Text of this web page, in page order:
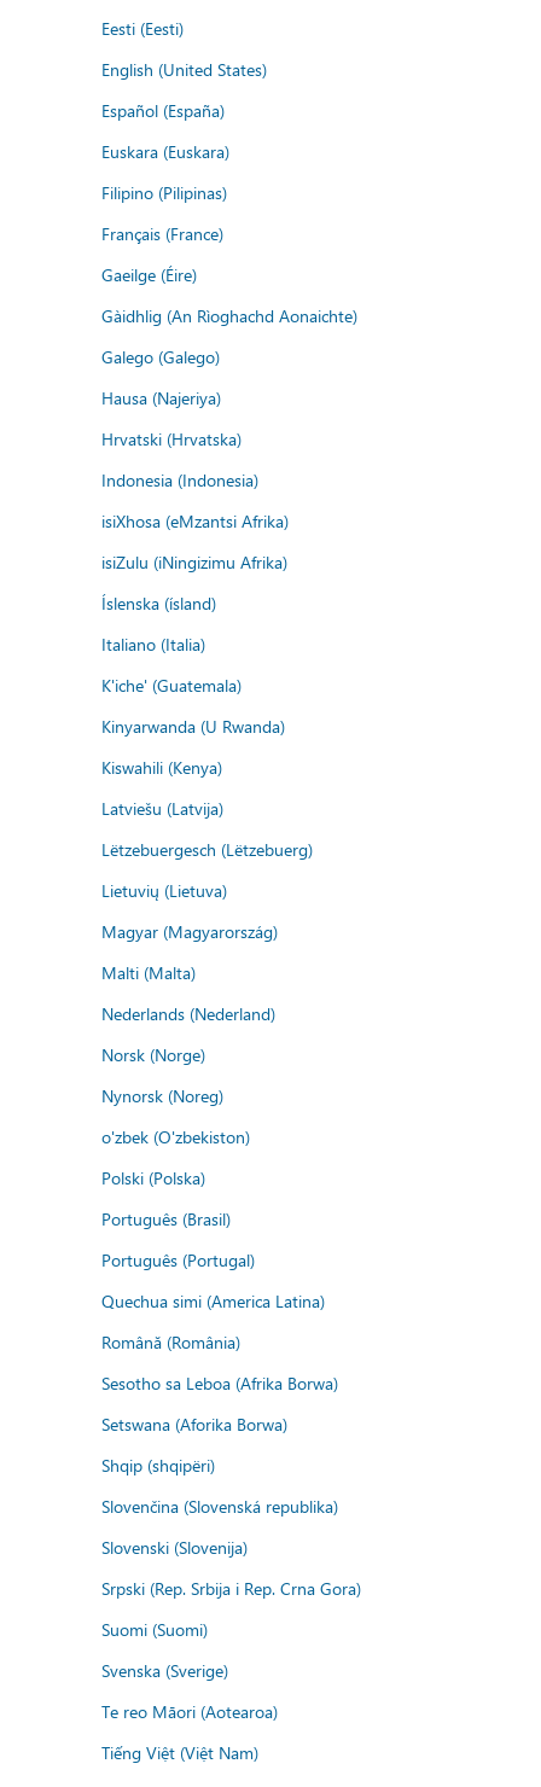
Eesti (Eesti)
English (United States)
Español (España)
Euskara (Euskara)
Filipino (Pilipinas)
Français (France)
Gaeilge (Éire)
Gàidhlig (An Rìoghachd Aonaichte)
Galego (Galego)
Hausa (Najeriya)
Hrvatski (Hrvatska)
Indonesia (Indonesia)
isiXhosa (eMzantsi Afrika)
isiZulu (iNingizimu Afrika)
Íslenska (ísland)
Italiano (Italia)
K'iche' (Guatemala)
Kinyarwanda (U Rwanda)
Kiswahili (Kenya)
Latviešu (Latvija)
Lëtzebuergesch (Lëtzebuerg)
Lietuvių (Lietuva)
Magyar (Magyarország)
Malti (Malta)
Nederlands (Nederland)
Norsk (Norge)
Nynorsk (Noreg)
o'zbek (O'zbekiston)
Polski (Polska)
Português (Brasil)
Português (Portugal)
Quechua simi (America Latina)
Română (România)
Sesotho sa Leboa (Afrika Borwa)
Setswana (Aforika Borwa)
Shqip (shqipëri)
Slovenčina (Slovenská republika)
Slovenski (Slovenija)
Srpski (Rep. Srbija i Rep. Crna Gora)
Suomi (Suomi)
Svenska (Sverige)
Te reo Māori (Aotearoa)
Tiếng Việt (Việt Nam)